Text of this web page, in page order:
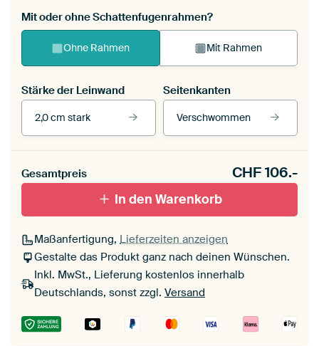
Mit oder ohne Schattenfugenrahmen?
Ohne Rahmen Mit Rahmen
Stärke der Leinwand
2,0 cm stark
Seitenkanten
Verschwommen
Mit Schattenfugenrahmen,
schwarz
Mit Schattenfugenrahmen,
weiß
Gesamtpreis CHF106.-
In den Warenkorb
Maßanfertigung, Lieferzeiten anzeigen
Gestalte das Produkt ganz nach deinen Wünschen.
Inkl. MwSt., Lieferung kostenlos innerhalb
Deutschlands, sonst zzgl. Versand